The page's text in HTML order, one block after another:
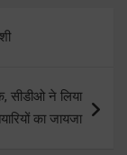
ने लिया
का जायजा